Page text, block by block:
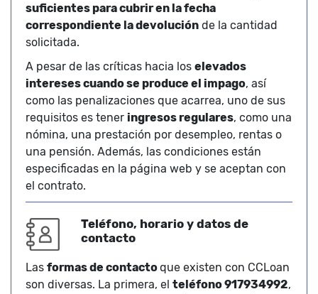
suficientes para cubrir en la fecha
correspondiente la devolución de la cantidad
solicitada.
A pesar de las críticas hacia los elevados
intereses cuando se produce el impago, así
como las penalizaciones que acarrea, uno de sus
requisitos es tener ingresos regulares, como una
nómina, una prestación por desempleo, rentas o
una pensión. Además, las condiciones están
especificadas en la página web y se aceptan con
el contrato.
Teléfono, horario y datos de
contacto
Las formas de contactoque existen con CCLoan
son diversas. La primera, el teléfono 917934992,